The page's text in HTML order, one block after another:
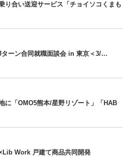
り合い送迎サービス「チョイソコくまも
ーン合同就職面談会 in 東京＜3/…
に「OMO5熊本/星野リゾート」「HAB
Work 戸建て商品共同開発